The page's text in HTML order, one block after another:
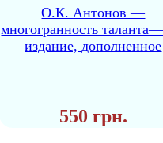
О.К. Антонов —
многогранность
издание, дополненное
550 грн.